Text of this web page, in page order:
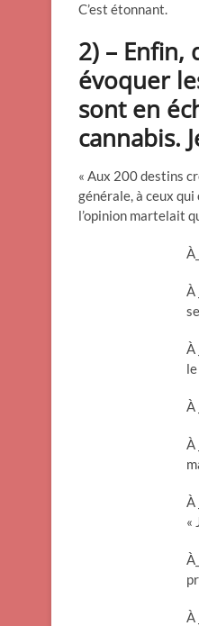
C’est étonnant.
2) –
évoquer
sont en
cannabis.
« Aux 200 destins
générale, à ceux
l’opinion martelait
À
À
À
À
À
«
À